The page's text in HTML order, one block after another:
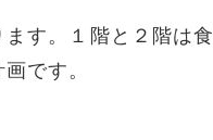
す。１階と２階は食
です。